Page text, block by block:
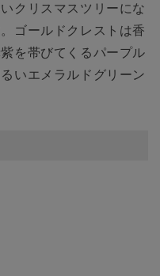
クリスマスツリーにな
ゴールドクレストは香
を帯びてくるパープル
いエメラルドグリーン